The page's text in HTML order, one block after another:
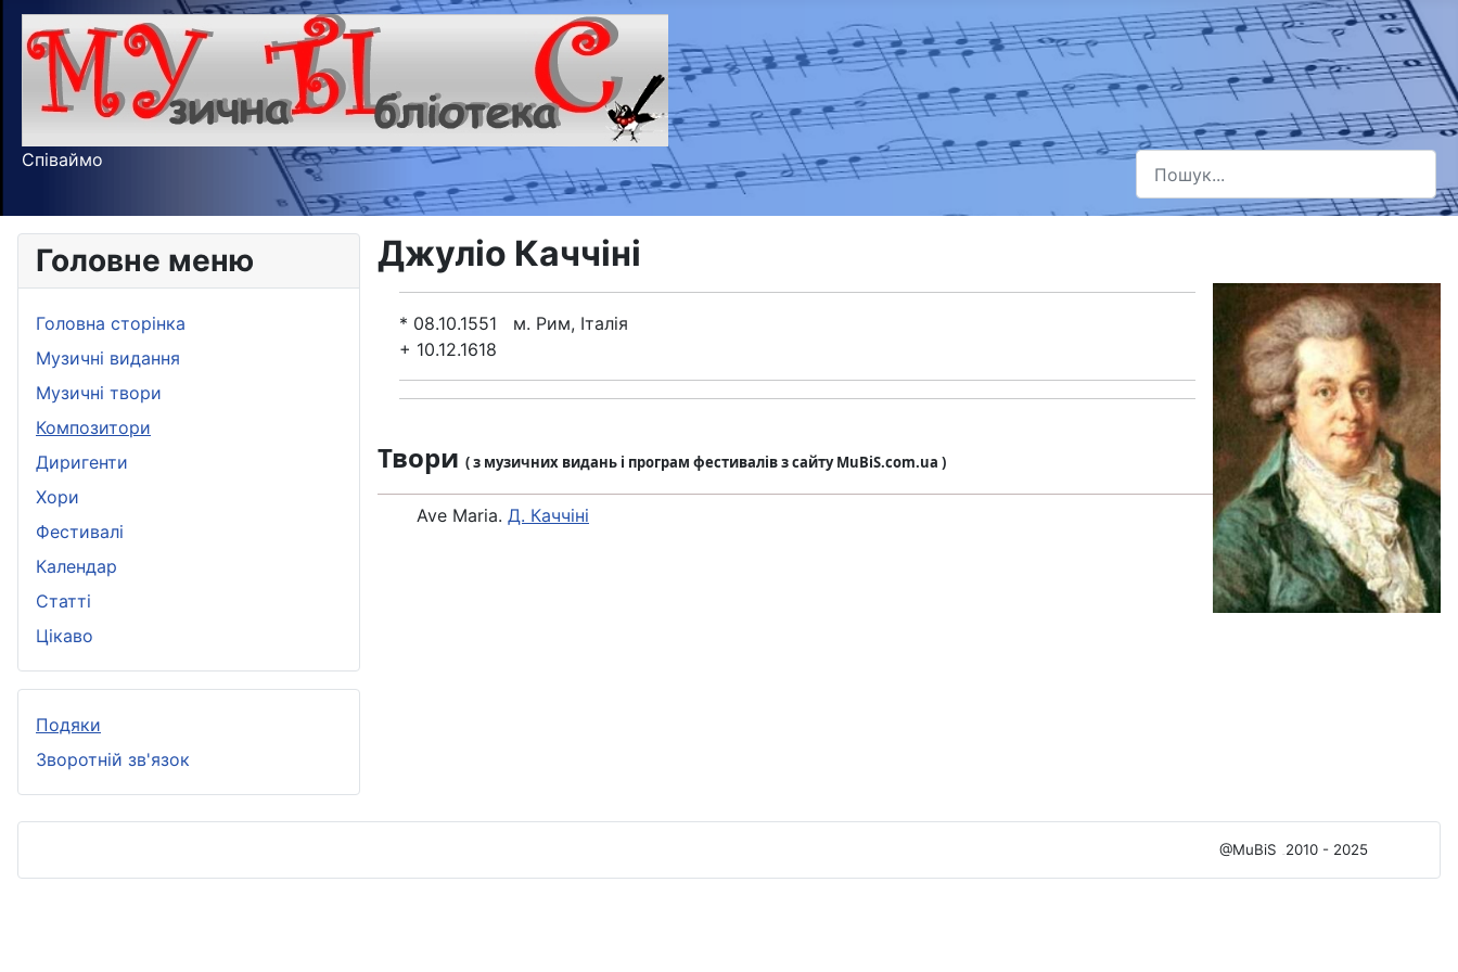
Співаймо Пошук
Type 2 or more characters for results.
Головне меню
Головна сторінка
Музичні видання
Музичні твори
Композитори
Диригенти
Хори
Фестивалі
Календар
Статті
Цікаво
Подяки
Зворотній зв'язок
Джуліо Каччіні
* 08.10.1551 м. Рим, Італія
+ 10.12.1618
Твори ( з музичних видань і програм фестивалів з сайту MuBiS.com.ua )
Ave Maria. Д. Каччіні
@MuBiS 2010 - 2025